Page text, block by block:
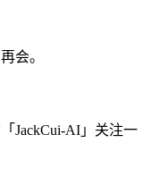
会。
JackCui-AI」关注一